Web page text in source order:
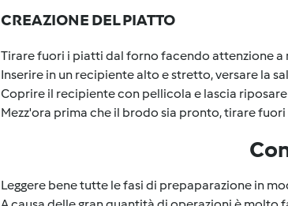
CREAZIONE DEL PIATTO
Tirare fuori i piatti dal forno facendo attenzione a
Inserire in un recipiente alto e stretto, versare la
Coprire il recipiente con pellicola e lascia
Mezz'ora prima che il brodo sia pronto, tirare
Leggere bene tutte le fasi di prepaparazione in